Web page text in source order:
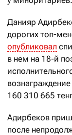
Данияр
дорогих топ-
опубликовал
в нем на 18-й
160 310 665
Адирбеков
после